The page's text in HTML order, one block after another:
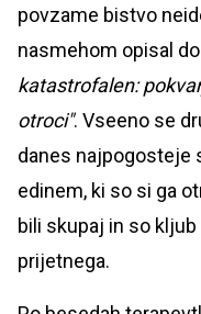
povzame bistvo
nasmehom opisal
katastrofalen:
otroci". Vseeno se
danes najpogosteje
edinem, ki so si ga
bili skupaj in so
prijetnega.